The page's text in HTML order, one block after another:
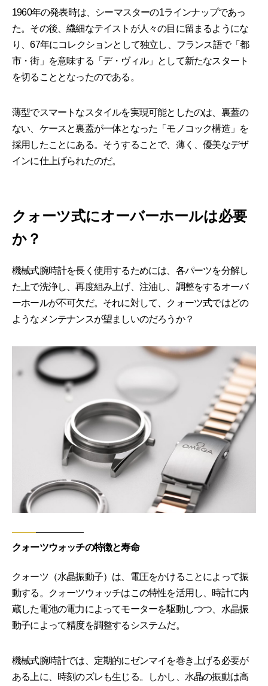
1960年の発表時は、シーマスターの1ラインナップであっ
た。その後、繊細なテイストが人々の目に留まるようにな
り、67年にコレクションとして独立し、フランス語で「都
市・街」を意味する「デ・ヴィル」として新たなスタート
を切ることとなったのである。
薄型でスマートなスタイルを実現可能としたのは、裏蓋の
ない、ケースと裏蓋が一体となった「モノコック構造」を
採用したことにある。そうすることで、薄く、優美なデザ
インに仕上げられたのだ。
クォーツ式にオーバーホールは必要
か？
機械式腕時計を長く使用するためには、各パーツを分解し
た上で洗浄し、再度組み上げ、注油し、調整をするオーバ
ーホールが不可欠だ。それに対して、クォーツ式ではどの
ようなメンテナンスが望ましいのだろうか？
クォーツウォッチの特徴と寿命
クォーツ（水晶振動子）は、電圧をかけることによって振
動する。クォーツウォッチはこの特性を活用し、時計に内
蔵した電池の電力によってモーターを駆動しつつ、水晶振
動子によって精度を調整するシステムだ。
機械式腕時計では、定期的にゼンマイを巻き上げる必要が
ある上に、時刻のズレも生じる。しかし、水晶の振動は高